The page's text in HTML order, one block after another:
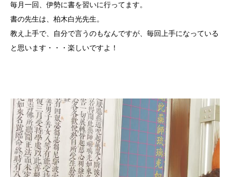
毎月一回、伊勢に書を習いに行ってます。
書の先生は、柏木白光先生。
教え上手で、自分で言うのもなんですが、毎回上手になっている
と思います・・・楽しいですよ！